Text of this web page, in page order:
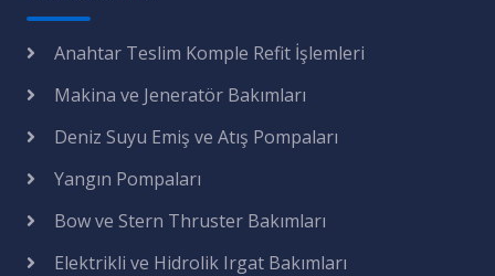
Anahtar Teslim Komple Refit İşlemleri
Makina ve Jeneratör Bakımları
Deniz Suyu Emiş ve Atış Pompaları
Yangın Pompaları
Bow ve Stern Thruster Bakımları
Elektrikli ve Hidrolik Irgat Bakımları